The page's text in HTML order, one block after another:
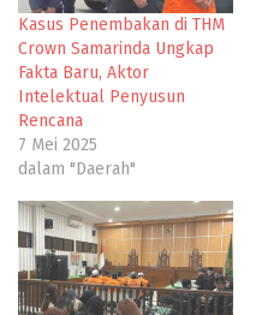
Kasus Penembakan di THM
Crown Samarinda Ungkap
Fakta Baru, Aktor
Intelektual Penyusun
Rencana
7 Mei 2025
dalam "Daerah"